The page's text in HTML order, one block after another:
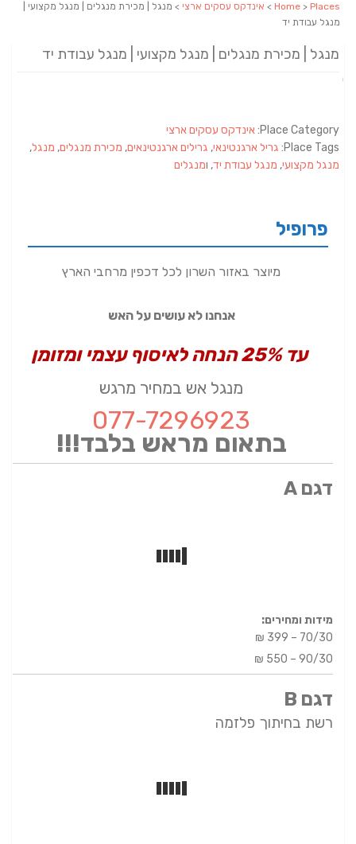
Home > Places
> אינדקס עסקים ארצי > מנגל | מכירת מנגלים | מנגל מקצועי |
מנגל עבודת יד
מנגל | מכירת מנגלים | מנגל מקצועי | מנגל עבודת יד
Place Category: אינדקס עסקים ארצי
Place Tags: גריל ארגנטינאי, גרילים ארגנטינאים, מכירת מנגלים, מנגל,
מנגל מקצועי, מנגל עבודת יד, ומנגלים
פרופיל
מיוצר באזור השרון לכל דכפין מרחבי הארץ
אנחנו לא עושים על האש
עד 25% הנחה לאיסוף עצמי ומזומן
מנגל אש במחיר מרגש
077-7296923
בתאום מראש בלבד!!!
דגם A
מידות ומחירים:
70/30 – 399 ₪
90/30 – 550 ₪
דגם B
רשת בחיתוך פלזמה